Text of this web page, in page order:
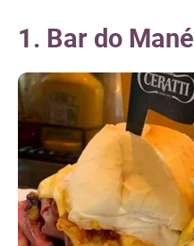
1. Bar do Mané